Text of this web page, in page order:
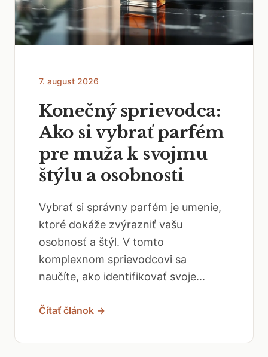
7. august 2026
Konečný sprievodca:
Ako si vybrať parfém
pre muža k svojmu
štýlu a osobnosti
Vybrať si správny parfém je umenie,
ktoré dokáže zvýrazniť vašu
osobnosť a štýl. V tomto
komplexnom sprievodcovi sa
naučíte, ako identifikovať svoje...
Čítať článok →